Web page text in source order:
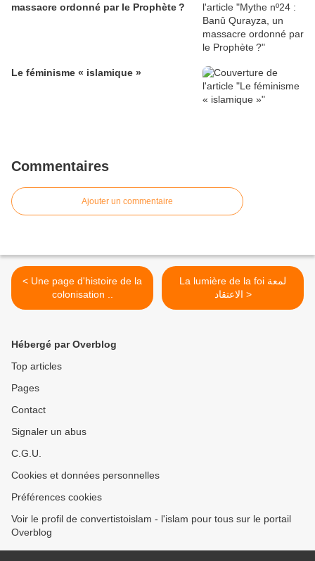
massacre ordonné par le Prophète ?
Le féminisme « islamique »
Commentaires
Ajouter un commentaire
< Une page d'histoire de la
colonisation ..
La lumière de la foi لمعة
الاعتقاد >
Hébergé par Overblog
Top articles
Pages
Contact
Signaler un abus
C.G.U.
Cookies et données personnelles
Préférences cookies
Voir le profil de convertistoislam - l'islam pour tous sur le portail
Overblog